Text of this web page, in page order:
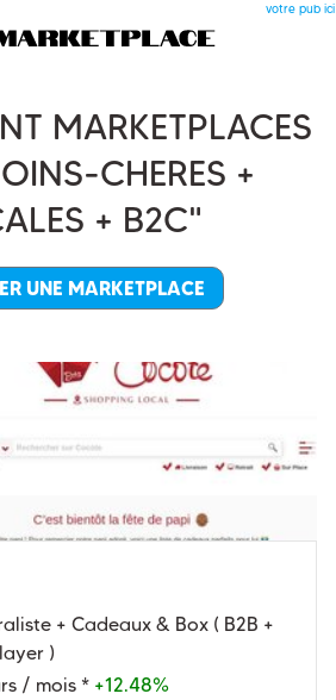
votre pub ici
MARKETPLACES
CHERES +
+ B2C"
UNE MARKETPLACE
+ Cadeaux & Box ( B2B +
)
/ mois * +12.48%